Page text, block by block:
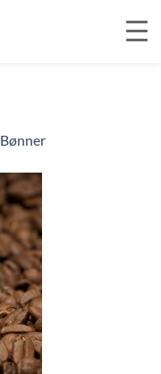
Bønner